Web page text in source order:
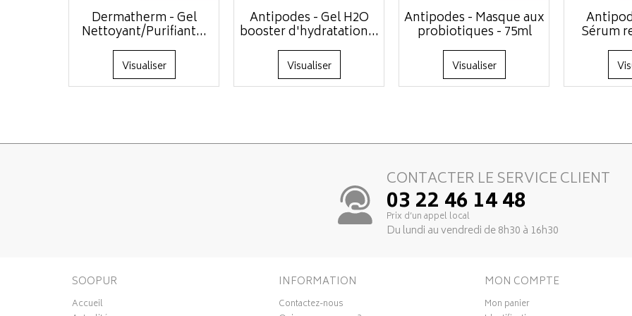
Dermatherm - Gel
Nettoyant/Purifiant...
Visualiser
Antipodes - Gel H2O
booster d'hydratation...
Visualiser
Antipodes - Masque aux
probiotiques - 75ml
Visualiser
Sérum
CONTACTER LE SERVICE CLIENT
03 22 46 14 48
Prix d’un appel local
Du lundi au vendredi de 8h30 à 16h30
SOOPUR
Accueil
INFORMATION
Contactez-nous
MON COMPTE
Mon panier